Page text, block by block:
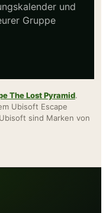
und
Gruppe
The Lost Pyramid.
Ubisoft Escape
sind Marken von